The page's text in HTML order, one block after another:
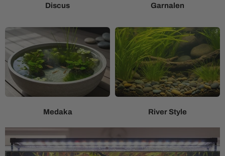
Discus Garnalen
Medaka River Style